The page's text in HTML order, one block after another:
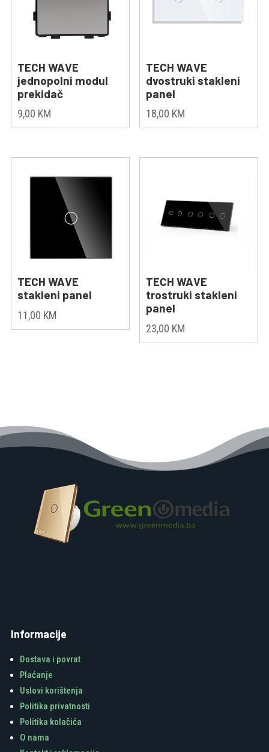
TECH WAVE
jednopolni modul
prekidač
9,00 KM
TECH WAVE
dvostruki stakleni
panel
18,00 KM
TECH WAVE
stakleni panel
11,00 KM
TECH WAVE
trostruki stakleni
panel
23,00 KM
Informacije
Dostava i povrat
Plaćanje
Uslovi korištenja
Politika privatnosti
Politika kolačića
O nama